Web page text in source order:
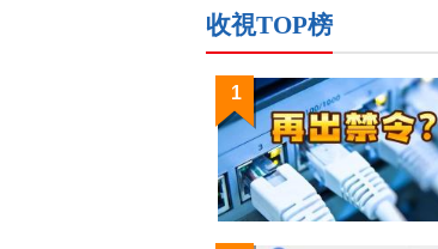
收視TOP榜
1